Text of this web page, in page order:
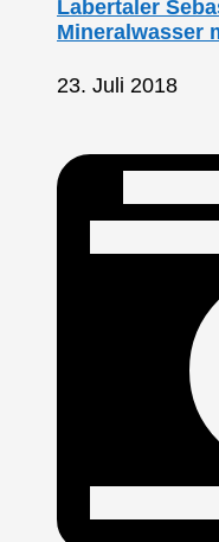
Labertaler
Mineralwasser
23. Juli 2018